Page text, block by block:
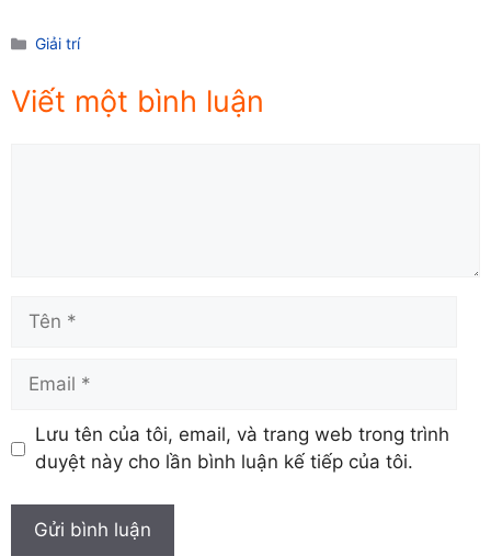
Danh
Giải trí
Viết một bình luận
Tên
Email
Lưu tên của tôi, email, và trang web trong trình
duyệt này cho lần bình luận kế tiếp của tôi.